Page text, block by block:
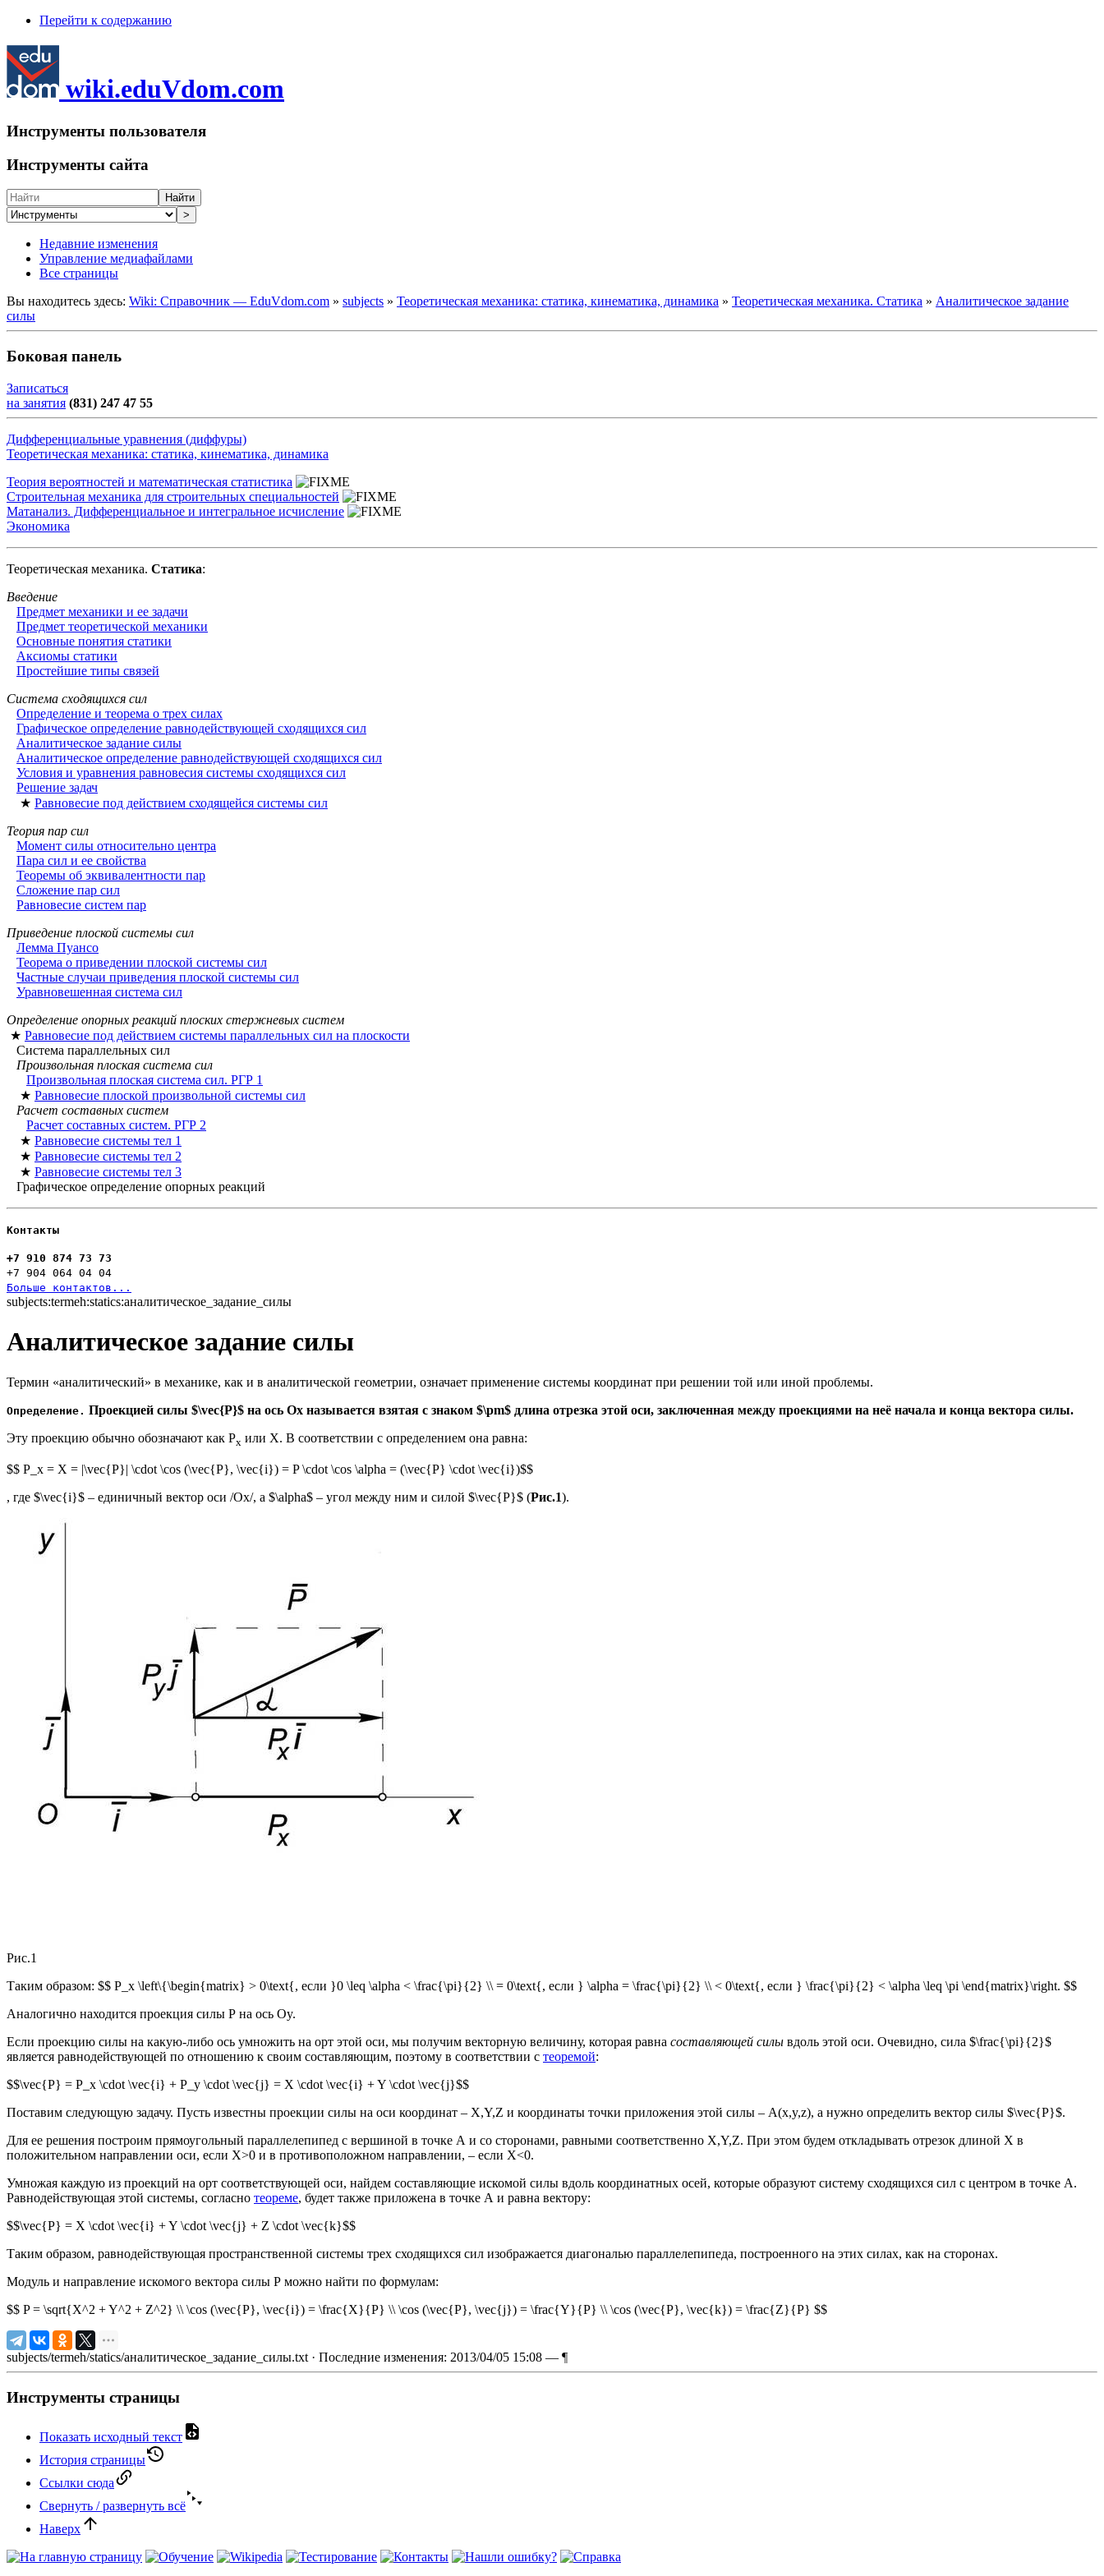
Перейти к содержанию
wiki.eduVdom.com
Инструменты пользователя
Инструменты сайта
Найти
>
Недавние изменения
Управление медиафайлами
Все страницы
Вы находитесь здесь: Wiki: Справочник — EduVdom.com » subjects » Теоретическая механика: статика, кинематика, динамика » Теоретическая механика. Статика » Аналитическое задание
силы
Боковая панель
Записаться
на занятия (831) 247 47 55
Дифференциальные уравнения (диффуры)
Теоретическая механика: статика, кинематика, динамика
Теория вероятностей и математическая статистика
Строительная механика для строительных специальностей
Матанализ. Дифференциальное и интегральное исчисление
Экономика
Теоретическая механика. Статика:
Введение
Предмет механики и ее задачи
Предмет теоретической механики
Основные понятия статики
Аксиомы статики
Простейшие типы связей
Система сходящихся сил
Определение и теорема о трех силах
Графическое определение равнодействующей сходящихся сил
Аналитическое задание силы
Аналитическое определение равнодействующей сходящихся сил
Условия и уравнения равновесия системы сходящихся сил
Решение задач
★ Равновесие под действием сходящейся системы сил
Теория пар сил
Момент силы относительно центра
Пара сил и ее свойства
Теоремы об эквивалентности пар
Сложение пар сил
Равновесие систем пар
Приведение плоской системы сил
Лемма Пуансо
Теорема о приведении плоской системы сил
Частные случаи приведения плоской системы сил
Уравновешенная система сил
Определение опорных реакций плоских стержневых систем
★ Равновесие под действием системы параллельных сил на плоскости
Система параллельных сил
Произвольная плоская система сил
Произвольная плоская система сил. РГР 1
★ Равновесие плоской произвольной системы сил
Расчет составных систем
Расчет составных систем. РГР 2
★ Равновесие системы тел 1
★ Равновесие системы тел 2
★ Равновесие системы тел 3
Графическое определение опорных реакций
Контакты
+7 910 874 73 73
+7 904 064 04 04
Больше контактов...
subjects:termeh:statics:аналитическое_задание_силы
Аналитическое задание силы
Термин «аналитический» в механике, как и в аналитической геометрии, означает применение системы координат при решении той или иной проблемы.
Определение. Проекцией силы $\vec{Р}$ на ось Ox называется взятая с знаком $\pm$ длина отрезка этой оси, заключенная между проекциями на неё начала и конца вектора силы.
Эту проекцию обычно обозначают как Рx или X. В соответствии с определением она равна:
$$ P_x = X = |\vec{Р}| \cdot \cos (\vec{Р}, \vec{i}) = P \cdot \cos \alpha = (\vec{Р} \cdot \vec{i})$$
, где $\vec{i}$ – единичный вектор оси /Ox/, а $\alpha$ – угол между ним и силой $\vec{Р}$ (Рис.1).
Рис.1
Таким образом: $$ P_x \left\{\begin{matrix} > 0\text{, если }0 \leq \alpha < \frac{\pi}{2} \\ = 0\text{, если } \alpha = \frac{\pi}{2} \\ < 0\text{, если } \frac{\pi}{2} < \alpha \leq \pi \end{matrix}\right. $$
Аналогично находится проекция силы Р на ось Oy.
Если проекцию силы на какую-либо ось умножить на орт этой оси, мы получим векторную величину, которая равна составляющей силы вдоль этой оси. Очевидно, сила $\frac{\pi}{2}$
является равнодействующей по отношению к своим составляющим, поэтому в соответствии с теоремой:
$$\vec{Р} = P_x \cdot \vec{i} + P_y \cdot \vec{j} = X \cdot \vec{i} + Y \cdot \vec{j}$$
Поставим следующую задачу. Пусть известны проекции силы на оси координат – X,Y,Z и координаты точки приложения этой силы – A(x,y,z), а нужно определить вектор силы $\vec{Р}$.
Для ее решения построим прямоугольный параллелепипед с вершиной в точке А и со сторонами, равными соответственно X,Y,Z. При этом будем откладывать отрезок длиной X в
положительном направлении оси, если X>0 и в противоположном направлении, – если X<0.
Умножая каждую из проекций на орт соответствующей оси, найдем составляющие искомой силы вдоль координатных осей, которые образуют систему сходящихся сил с центром в точке А.
Равнодействующая этой системы, согласно теореме, будет также приложена в точке А и равна вектору:
$$\vec{Р} = X \cdot \vec{i} + Y \cdot \vec{j} + Z \cdot \vec{k}$$
Таким образом, равнодействующая пространственной системы трех сходящихся сил изображается диагональю параллелепипеда, построенного на этих силах, как на сторонах.
Модуль и направление искомого вектора силы Р можно найти по формулам:
$$ P = \sqrt{X^2 + Y^2 + Z^2} \\ \cos (\vec{Р}, \vec{i}) = \frac{X}{P} \\ \cos (\vec{Р}, \vec{j}) = \frac{Y}{P} \\ \cos (\vec{Р}, \vec{k}) = \frac{Z}{P} $$
subjects/termeh/statics/аналитическое_задание_силы.txt · Последние изменения: 2013/04/05 15:08 — ¶
Инструменты страницы
Показать исходный текст
История страницы
Ссылки сюда
Свернуть / развернуть всё
Наверх